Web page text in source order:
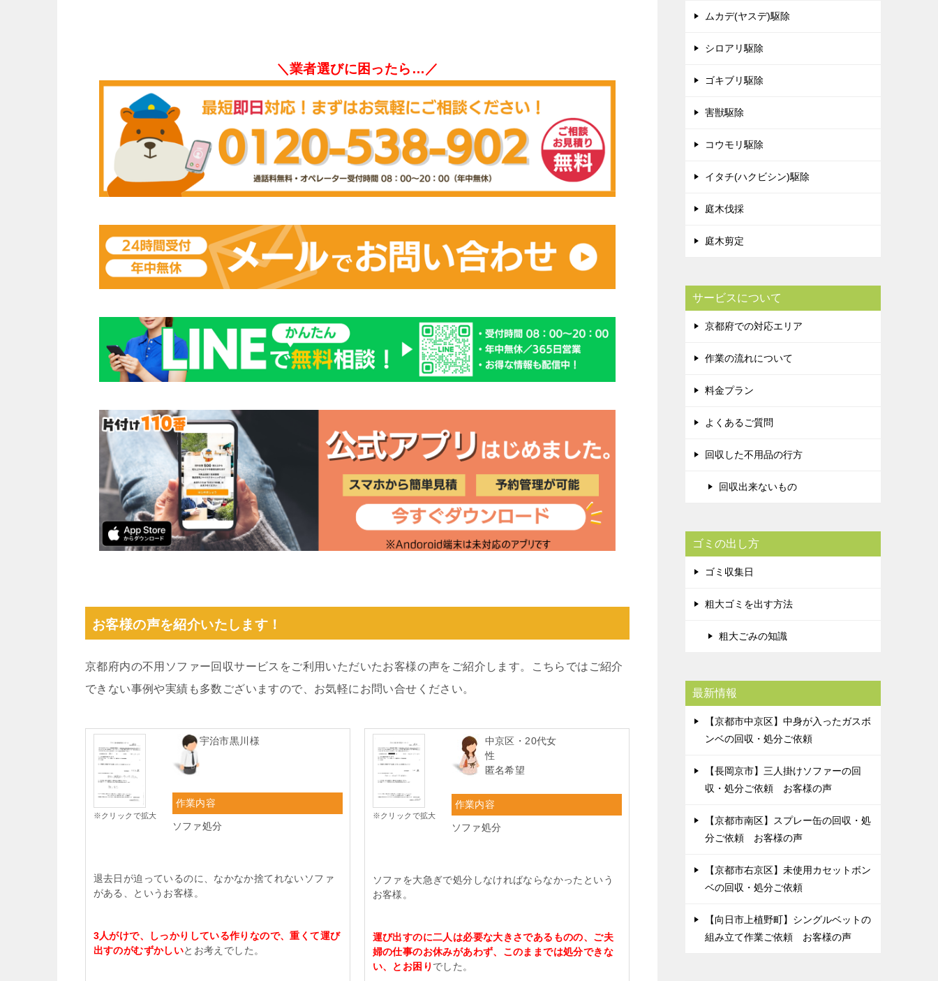
＼業者選びに困ったら…／
お客様の声を紹介いたします！
京都府内の不用ソファー回収サービスをご利用いただいたお客様の声をご紹介します。こちらではご紹介
できない事例や実績も多数ございますので、お気軽にお問い合せください。
※クリックで拡大
宇治市黒川様
作業内容
ソファ処分
退去日が迫っているのに、なかなか捨てれないソファ
がある、というお客様。
3人がけで、しっかりしている作りなので、重くて運び
出すのがむずかしいとお考えでした。
※クリックで拡大
中京区・20代女
性
匿名希望
作業内容
ソファ処分
ソファを大急ぎで処分しなければならなかったという
お客様。
運び出すのに二人は必要な大きさであるものの、ご夫
婦の仕事のお休みがあわず、このままでは処分できな
い、とお困り でした。
ムカデ(ヤスデ)駆除
シロアリ駆除
ゴキブリ駆除
害獣駆除
コウモリ駆除
イタチ(ハクビシン)駆除
庭木伐採
庭木剪定
サービスについて
京都府での対応エリア
作業の流れについて
料金プラン
よくあるご質問
回収した不用品の行方
回収出来ないもの
ゴミの出し方
ゴミ収集日
粗大ゴミを出す方法
粗大ごみの知識
最新情報
【京都市中京区】中身が入ったガスボ
ンベの回収・処分ご依頼
【長岡京市】三人掛けソファーの回
収・処分ご依頼 お客様の声
【京都市南区】スプレー缶の回収・処
分ご依頼 お客様の声
【京都市右京区】未使用カセットボン
ベの回収・処分ご依頼
【向日市上植野町】シングルベットの
組み立て作業ご依頼 お客様の声